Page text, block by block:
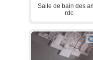
Salle de bain des
rdc